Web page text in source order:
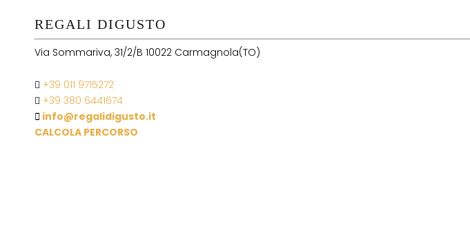
REGALI DIGUSTO
Via Sommariva, 31/2/B 10022 Carmagnola(TO)
+39 011 9715272
+39 380 6441674
info@regalidigusto.it
CALCOLA PERCORSO